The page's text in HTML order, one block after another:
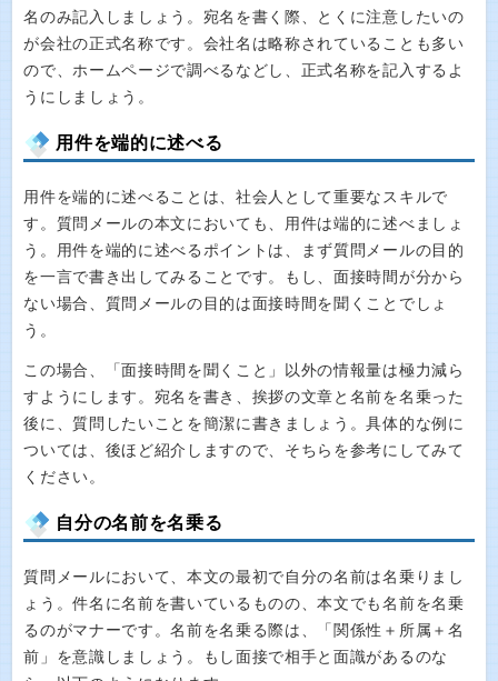
名のみ記入しましょう。宛名を書く際、とくに注意したいの
が会社の正式名称です。会社名は略称されていることも多い
ので、ホームページで調べるなどし、正式名称を記入するよ
うにしましょう。
用件を端的に述べる
用件を端的に述べることは、社会人として重要なスキルで
す。質問メールの本文においても、用件は端的に述べましょ
う。用件を端的に述べるポイントは、まず質問メールの目的
を一言で書き出してみることです。もし、面接時間が分から
ない場合、質問メールの目的は面接時間を聞くことでしょ
う。
この場合、「面接時間を聞くこと」以外の情報量は極力減ら
すようにします。宛名を書き、挨拶の文章と名前を名乗った
後に、質問したいことを簡潔に書きましょう。具体的な例に
ついては、後ほど紹介しますので、そちらを参考にしてみて
ください。
自分の名前を名乗る
質問メールにおいて、本文の最初で自分の名前は名乗りまし
ょう。件名に名前を書いているものの、本文でも名前を名乗
るのがマナーです。名前を名乗る際は、「関係性＋所属＋名
前」を意識しましょう。もし面接で相手と面識があるのな